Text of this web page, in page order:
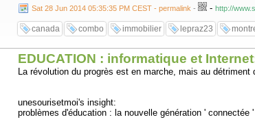
Sat 28 Jun 2014 05:35:35 PM CEST - permalink - - http://
canada combo immobilier lepraz23
EDUCATION : informatique et
La révolution du progrès est en marche, mais au détriment
unesourisetmoi's insight:
problèmes d'éducation : la nouvelle génération '